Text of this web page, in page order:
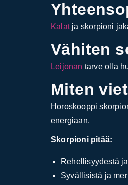
Kalatja skorpioni
Vähiten
Leijonan tarve olla
Miten
Horoskooppi
energiaan.
Skorpioni pitää:
Rehellisyydestä
Syvällisistä ja